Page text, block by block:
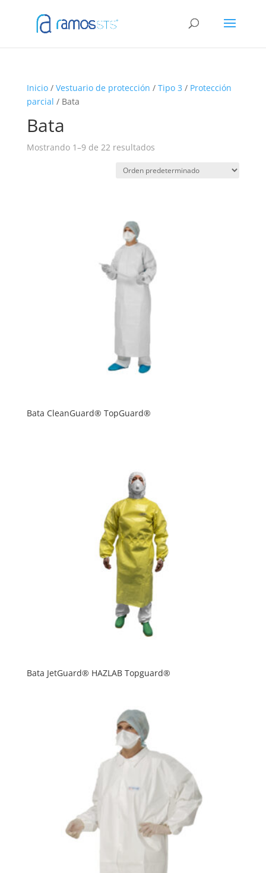
Inicio/ Vestuario de protección / Tipo 3 / Protección
parcial / Bata
Bata
Mostrando 1–9 de 22 resultados
Bata CleanGuard® TopGuard®
Bata JetGuard® HAZLAB Topguard®